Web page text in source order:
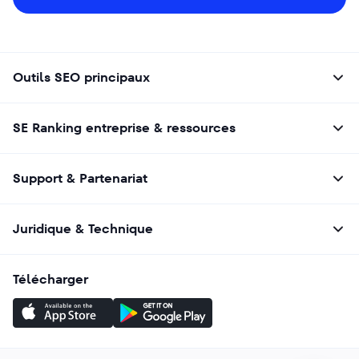
Outils SEO principaux
SE Ranking entreprise & ressources
Support & Partenariat
Juridique & Technique
Télécharger